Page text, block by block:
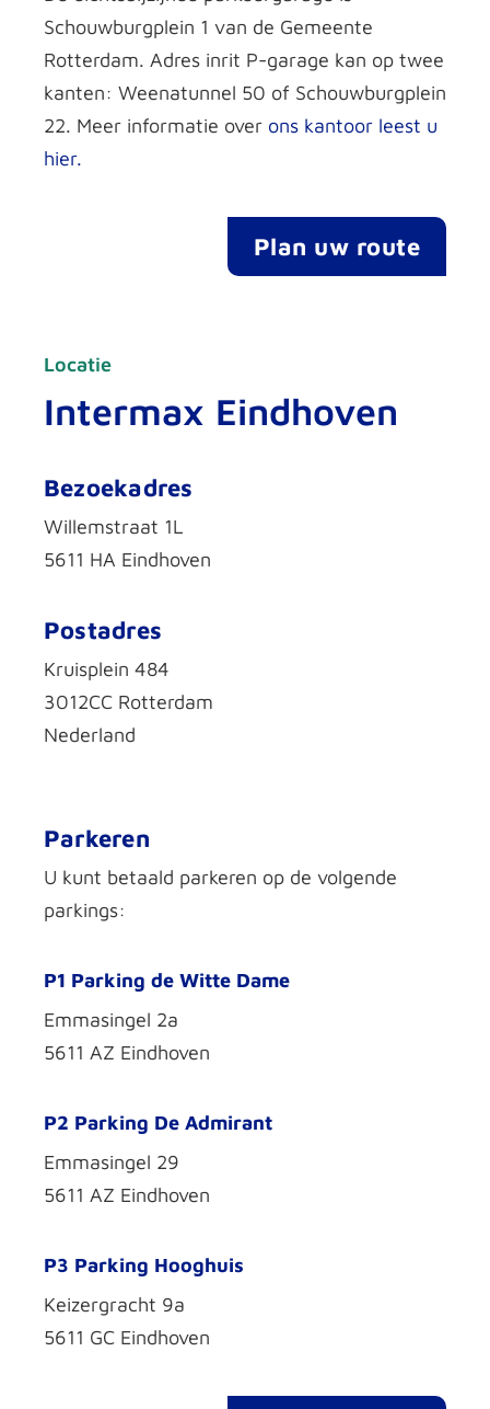
Schouwburgplein 1 van de Gemeente
Rotterdam. Adres inrit P-garage kan op twee
kanten: Weenatunnel 50 of Schouwburgplein
22. Meer informatie over ons kantoor leest u
hier.
Plan uw route
Locatie
Intermax Eindhoven
Bezoekadres
Willemstraat 1L
5611 HA Eindhoven
Postadres
Kruisplein 484
3012CC Rotterdam
Nederland
Parkeren
U kunt betaald parkeren op de volgende
parkings:
P1 Parking de Witte Dame
Emmasingel 2a
5611 AZ Eindhoven
P2 Parking De Admirant
Emmasingel 29
5611 AZ Eindhoven
P3 Parking Hooghuis
Keizergracht 9a
5611 GC Eindhoven